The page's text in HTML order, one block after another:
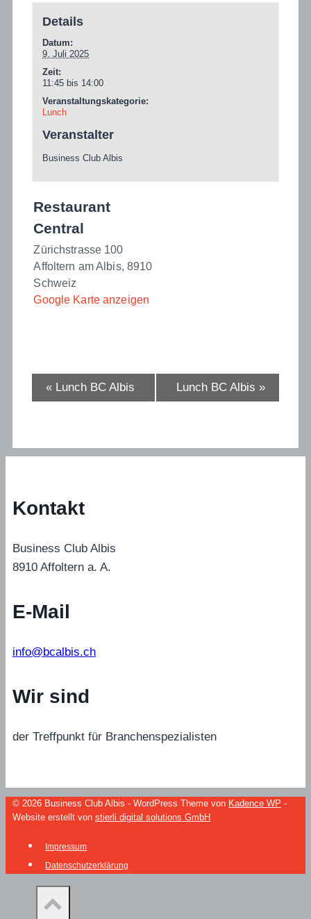
Details
Datum:
9. Juli 2025
Zeit:
11:45 bis 14:00
Veranstaltungskategorie:
Lunch
Veranstalter
Business Club Albis
Restaurant
Central
Zürichstrasse 100
Affoltern am Albis, 8910
Schweiz
Google Karte anzeigen
Veranstaltung-
« Lunch BC Albis Lunch BC Albis »
Kontakt
Business Club Albis
8910 Affoltern a. A.
E-Mail
info@bcalbis.ch
Wir sind
der Treffpunkt für Branchenspezialisten
© 2026 Business Club Albis - WordPress Theme von Kadence WP -
Website erstellt von stierli digital solutions GmbH
Impressum
Datenschutzerklärung